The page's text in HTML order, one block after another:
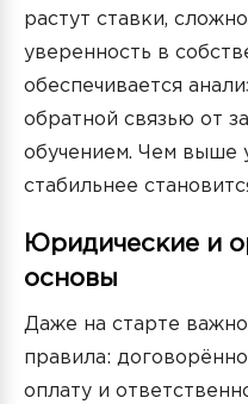
растут ставки,
уверенность в
обеспечивается
обратной связью от
обучением. Чем выше
стабильнее
Юридические и
основы
Даже на старте
правила:
оплату и